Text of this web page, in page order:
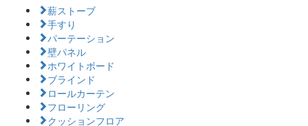
薪ストーブ
手すり
パーテーション
壁パネル
ホワイトボード
ブラインド
ロールカーテン
フローリング
クッションフロア